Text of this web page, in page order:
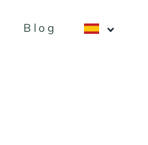
Blog